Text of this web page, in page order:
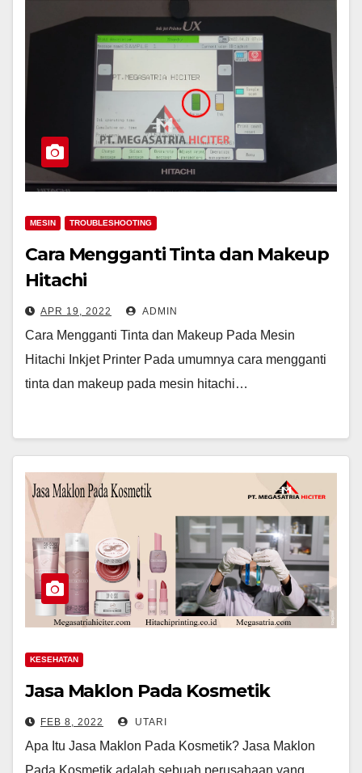
MESIN TROUBLESHOOTING
Cara Mengganti Tinta dan Makeup
Hitachi
APR 19, 2022 ADMIN
Cara Mengganti Tinta dan Makeup Pada Mesin
Hitachi Inkjet Printer Pada umumnya cara mengganti
tinta dan makeup pada mesin hitachi…
KESEHATAN
Jasa Maklon Pada Kosmetik
FEB 8, 2022 UTARI
Apa Itu Jasa Maklon Pada Kosmetik? Jasa Maklon
Pada Kosmetik adalah sebuah perusahaan yang